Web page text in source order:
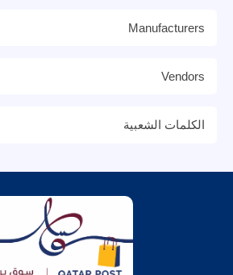
Manufacturers
Vendors
الكلمات الشعبية